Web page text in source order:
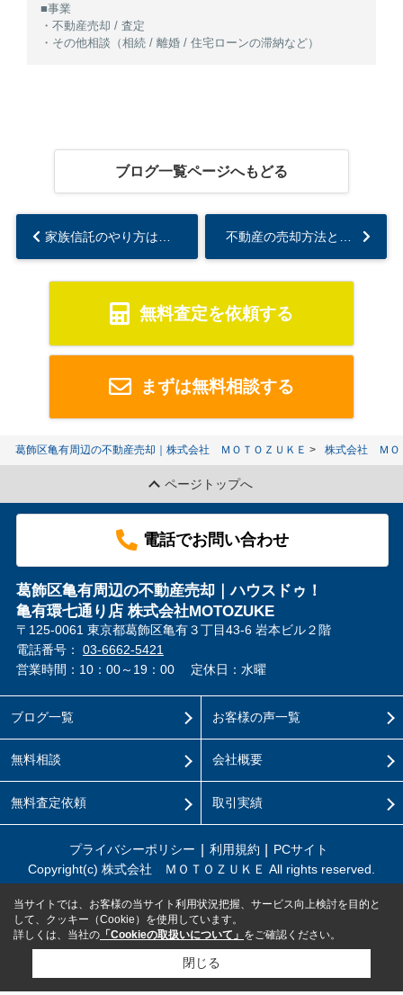
■事業
・不動産売却 / 査定
・その他相談（相続 / 離婚 / 住宅ローンの滞納など）
ブログ一覧ページへもどる
無料査定を依頼する
まずは無料相談する
葛飾区亀有周辺の不動産売却｜株式会社 ＭＯＴＯＺＵＫＥ 株式会社 ＭＯ
ページトップへ
電話でお問い合わせ
葛飾区亀有周辺の不動産売却｜ハウスドゥ！
亀有環七通り店 株式会社MOTOZUKE
〒125-0061 東京都葛飾区亀有３丁目43-6 岩本ビル２階
電話番号： 03-6662-5421
営業時間：10：00～19：00
定休日：水曜
ブログ一覧
無料相談
無料査定依頼
お客様の声一覧
会社概要
取引実績
プライバシーポリシー 利用規約
PCサイト
Copyright(c) 株式会社 ＭＯＴＯＺＵＫＥ All rights reserved.
当サイトでは、お客様の当サイト利用状況把握、サービス向上検討を目的と
して、クッキー（Cookie）を使用しています。
詳しくは、当社の 「Cookieの取扱いについて」 をご確認ください。
閉じる